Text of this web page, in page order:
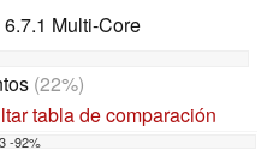
Multi-Core
(22%)
tabla de comparación
-92%